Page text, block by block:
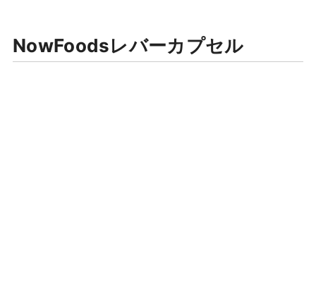
NowFoodsレバーカプセル